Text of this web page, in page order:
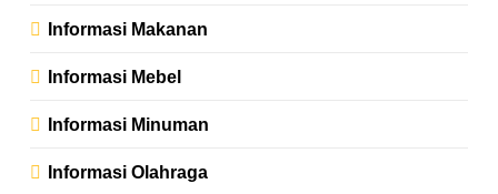
Informasi Makanan
Informasi Mebel
Informasi Minuman
Informasi Olahraga